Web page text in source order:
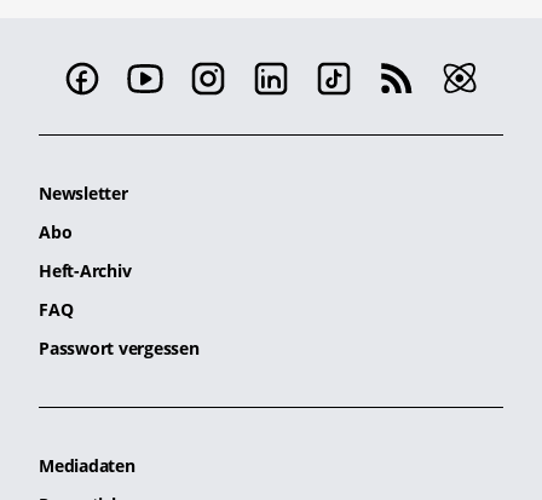
Newsletter
Abo
Heft-Archiv
FAQ
Passwort vergessen
Mediadaten